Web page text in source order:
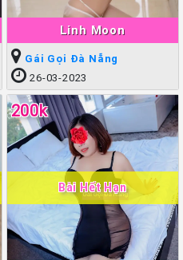
Linh Moon
Gái Gọi Đà Nẵng
26-03-2023
200k
Bài Hết Hạn